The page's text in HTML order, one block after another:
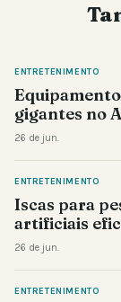
ENTRETENIMENTO
gigantes no
26 de jun.
ENTRETENIMENTO
Iscas para
artificiais
26 de jun.
ENTRETENIMENTO